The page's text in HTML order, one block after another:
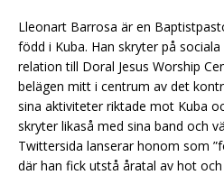
Lleonart Barrosa är en
född i Kuba. Han skryter på
relation till Doral Jesus Worship
belägen mitt i centrum av det
sina aktiviteter riktade mot Kuba
skryter likaså med sina band och
Twittersida lanserar honom som
där han fick utstå åratal av hot